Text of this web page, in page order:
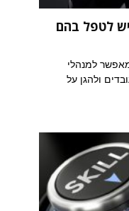
למנהלי
ולהגן על